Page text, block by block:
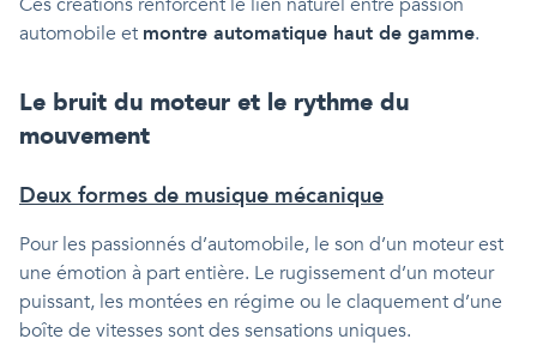
automobile et montre automatique haut de gamme.
Le bruit du moteur et le rythme du
mouvement
Deux formes de musique mécanique
Pour les passionnés d’automobile, le son d’un moteur est
une émotion à part entière. Le rugissement d’un moteur
puissant, les montées en régime ou le claquement d’une
boîte de vitesses sont des sensations uniques.